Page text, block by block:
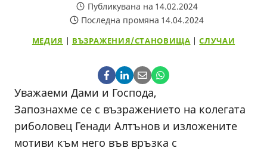
Публикувана на 14.02.2024
Последна промяна 14.04.2024
МЕДИЯ | ВЪЗРАЖЕНИЯ/СТАНОВИЩА |СЛУЧАИ
Уважаеми Дами и Господа,
Запознахме се с възражението на колегата
риболовец Генади Алтънов и изложените
мотиви към него във връзка с